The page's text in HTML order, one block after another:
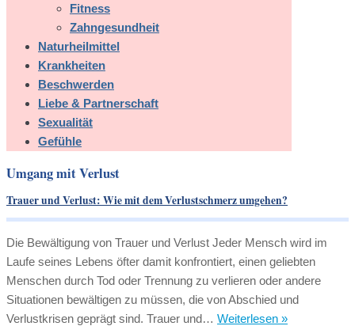
Fitness
Zahngesundheit
Naturheilmittel
Krankheiten
Beschwerden
Liebe & Partnerschaft
Sexualität
Gefühle
Umgang mit Verlust
Trauer und Verlust: Wie mit dem Verlustschmerz umgehen?
Die Bewältigung von Trauer und Verlust Jeder Mensch wird im
Laufe seines Lebens öfter damit konfrontiert, einen geliebten
Menschen durch Tod oder Trennung zu verlieren oder andere
Situationen bewältigen zu müssen, die von Abschied und
Verlustkrisen geprägt sind. Trauer und… Weiterlesen »Trauer